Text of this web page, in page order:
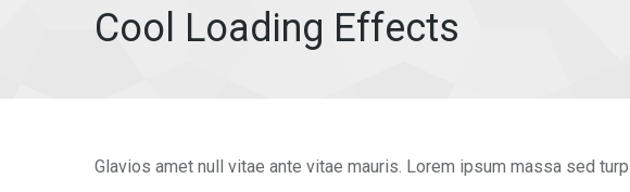
Cool Loading Effects
Glavios amet null vitae ante vitae mauris. Lorem ipsum massa sed